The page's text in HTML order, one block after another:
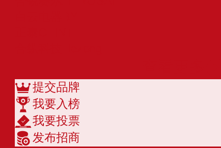
提交品牌
我要入榜
我要投票
发布招商